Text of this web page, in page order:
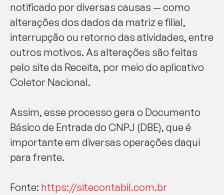
notificado por diversas causas — como
alterações dos dados da matriz e filial,
interrupção ou retorno das atividades, entre
outros motivos. As alterações são feitas
pelo site da Receita, por meio do aplicativo
Coletor Nacional.
Assim, esse processo gera o Documento
Básico de Entrada do CNPJ (DBE), que é
importante em diversas operações daqui
para frente.
Fonte: https://sitecontabil.com.br